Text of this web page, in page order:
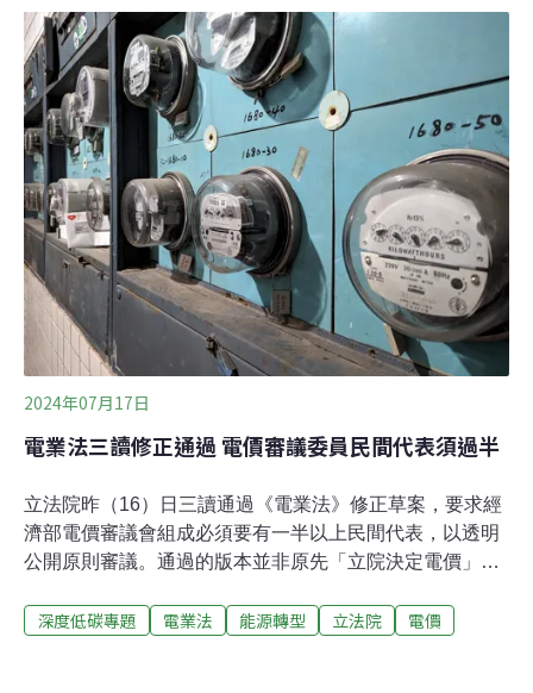
會。經濟部次長連錦漳表示，本次民生電價不調整，住
宅、小商店，等各級距不調整，維持平均每度2.77元。約
95%用戶（1452萬戶）不受影響。相較於凍漲的民生電
價，產業電價則平均調漲12.5%，調整後為均價為每度
4.29元。連錦漳說明，委員會決議，產業電價不只考慮用
電量，納入產值銷售額等因素，調整後電價將從10月16日
開始實施。連錦漳解釋，若產業的用電量、產值都有所成
長，將採最高調漲14%；若產業用電衰退未達5%或是產值
銷售額衰退未達1
2024年07月17日
電業法三讀修正通過 電價審議委員民間代表須過半
立法院昨（16）日三讀通過《電業法》修正草案，要求經
濟部電價審議會組成必須要有一半以上民間代表，以透明
公開原則審議。通過的版本並非原先「立院決定電價」的
性，有助台灣達成電價合理化。經濟部也表態願意配合母
深度低碳專題 電業法 能源轉型 立法院 電價